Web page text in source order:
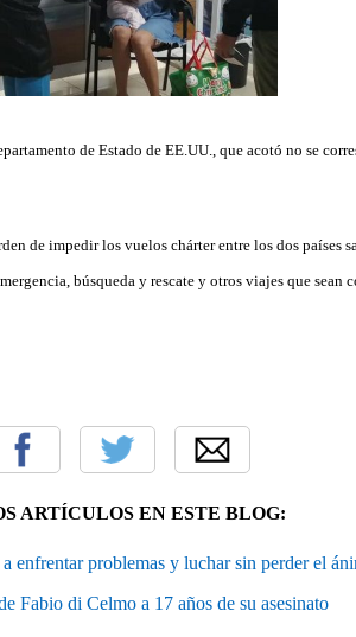
de Estado de EE.UU., que acotó no se
de impedir los vuelos chárter entre los dos países
búsqueda y rescate y otros viajes que sean
ARTÍCULOS EN ESTE BLOG:
enfrentar problemas y luchar sin perder el
Fabio di Celmo a 17 años de su asesinato